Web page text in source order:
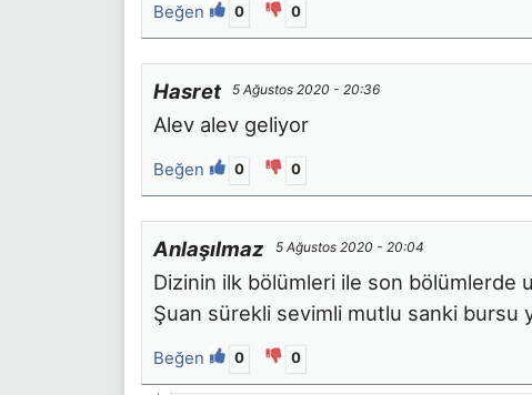
Beğen 0 0
Hasret 5 Ağustos 2020 - 20:36
Alev alev geliyor
Beğen 0 0
Anlaşılmaz 5 Ağustos 2020 - 20:04
Dizinin ilk bölümleri ile son bölümlerde
Şuan sürekli sevimli mutlu sanki bursu
Beğen 0 0